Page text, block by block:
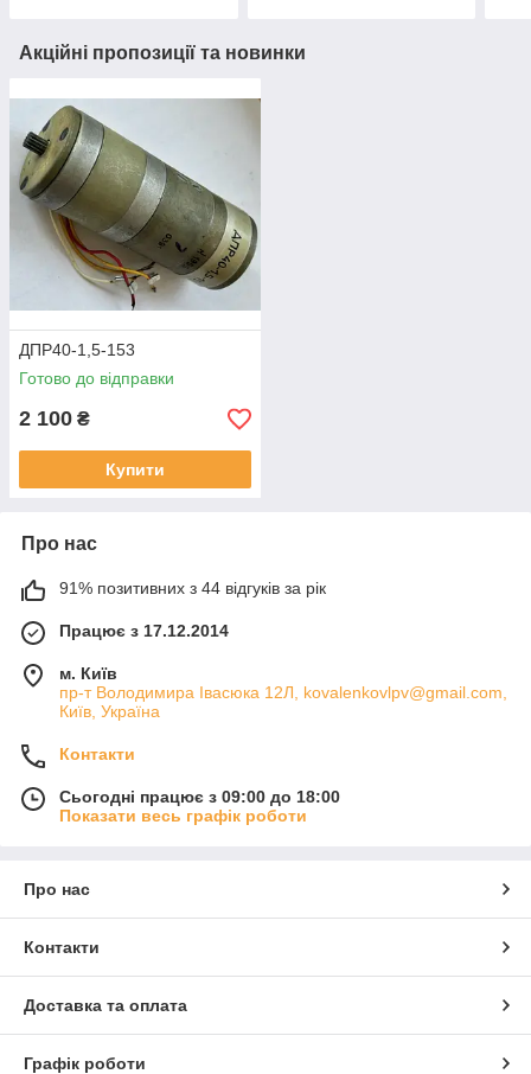
Акційні пропозиції та новинки
ДПР40-1,5-153
Готово до відправки
2 100 ₴
Купити
Про нас
91% позитивних з 44 відгуків за рік
Працює з 17.12.2014
м. Київ
пр-т Володимира Івасюка 12Л, kovalenkovlpv@gmail.com,
Київ, Україна
Контакти
Сьогодні працює з 09:00 до 18:00
Показати весь графік роботи
Про нас
Контакти
Доставка та оплата
Графік роботи